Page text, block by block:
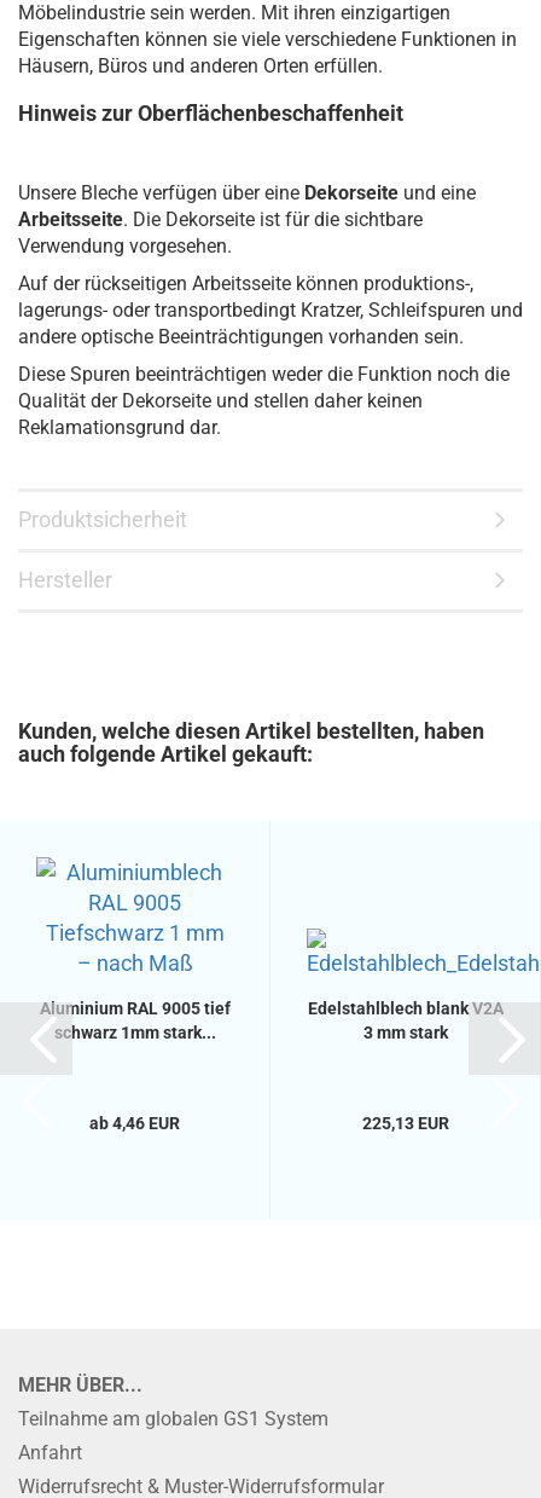
Möbelindustrie sein werden. Mit ihren einzigartigen
Eigenschaften können sie viele verschiedene Funktionen in
Häusern, Büros und anderen Orten erfüllen.
Hinweis zur Oberflächenbeschaffenheit
Unsere Bleche verfügen über eine Dekorseite und eine
Arbeitsseite. Die Dekorseite ist für die sichtbare
Verwendung vorgesehen.
Auf der rückseitigen Arbeitsseite können produktions-,
lagerungs- oder transportbedingt Kratzer, Schleifspuren und
andere optische Beeinträchtigungen vorhanden sein.
Diese Spuren beeinträchtigen weder die Funktion noch die
Qualität der Dekorseite und stellen daher keinen
Reklamationsgrund dar.
Produktsicherheit
Hersteller
Kunden, welche diesen Artikel bestellten, haben
auch folgende Artikel gekauft:
Aluminium RAL 9005 tief
schwarz 1mm stark...
ab 4,46 EUR
Edelstahlblech blank V2A
3 mm stark
225,13 EUR
MEHR ÜBER...
Teilnahme am globalen GS1 System
Anfahrt
Widerrufsrecht & Muster-Widerrufsformular